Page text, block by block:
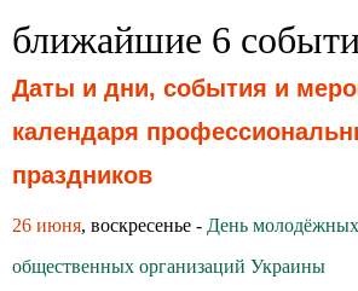
ближайшие 6
Даты и дни, события и
календаря
праздников
26 июня, воскресенье - День
общественных организаций Украины